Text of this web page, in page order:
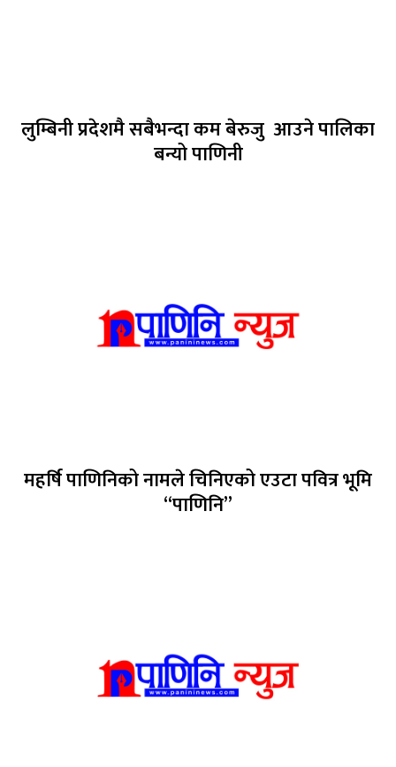
लुम्बिनी प्रदेशमै सबैभन्दा कम बेरुजु आउने पालिका
बन्यो पाणिनी
महर्षि पाणिनिको नामले चिनिएको एउटा पवित्र भूमि
“पाणिनि”